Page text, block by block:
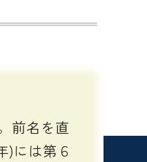
前名を直
)には第６